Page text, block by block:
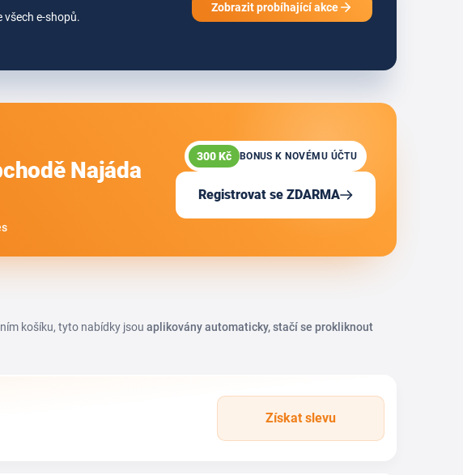
všech e-shopů.
Zobrazit probíhající akce
Najáda
300 Kč BONUS K NOVÉMU ÚČTU
Registrovat se ZDARMA
košíku, tyto nabídky jsou aplikovány automaticky, stačí se prokliknout
Získat slevu